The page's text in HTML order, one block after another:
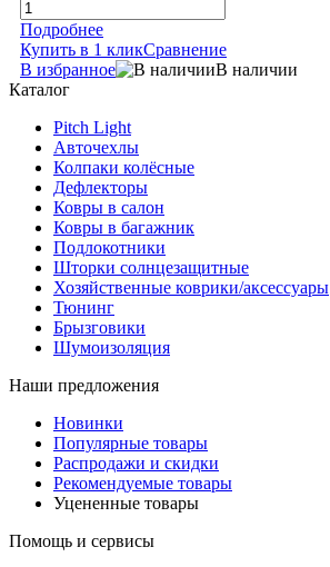
Подробнее
Купить в 1 кликСравнение
В избранное
В наличии
Каталог
Pitch Light
Авточехлы
Колпаки колёсные
Дефлекторы
Ковры в салон
Ковры в багажник
Подлокотники
Шторки солнцезащитные
Хозяйственные коврики/аксессуары
Тюнинг
Брызговики
Шумоизоляция
Наши предложения
Новинки
Популярные товары
Распродажи и скидки
Рекомендуемые товары
Уцененные товары
Помощь и сервисы